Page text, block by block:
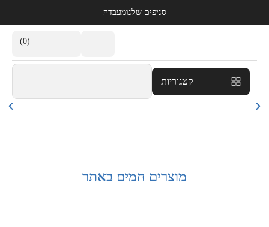
סניפים שלנומעבדה
(0)
קטגוריות
מוצרים חמים באתר